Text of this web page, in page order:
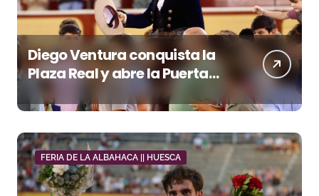
Diego Ventura conquista la
Plaza Real y abre la Puerta
Grande en El Puerto
FERIA DE LA ALBAHACA || HUESCA